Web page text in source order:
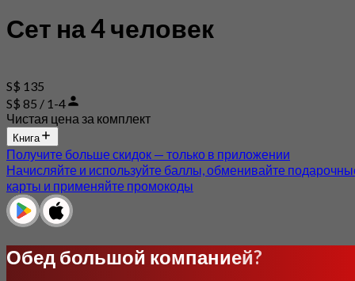
Сет на 4 человек
S$ 135
S$ 85 / 1-4
Чистая цена за комплект
Книга
Получите больше скидок — только в приложении
Начисляйте и используйте баллы, обменивайте
карты и применяйте промокоды
Обед большой компанией?